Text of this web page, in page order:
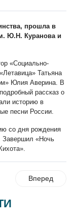
прошла в
Ю.Н. Куранова и
«Социально-
Татьяна
Юлия Аверина. В
рассказ о
историю в
песни России.
со дня рождения
Завершил «Ночь
Вперед